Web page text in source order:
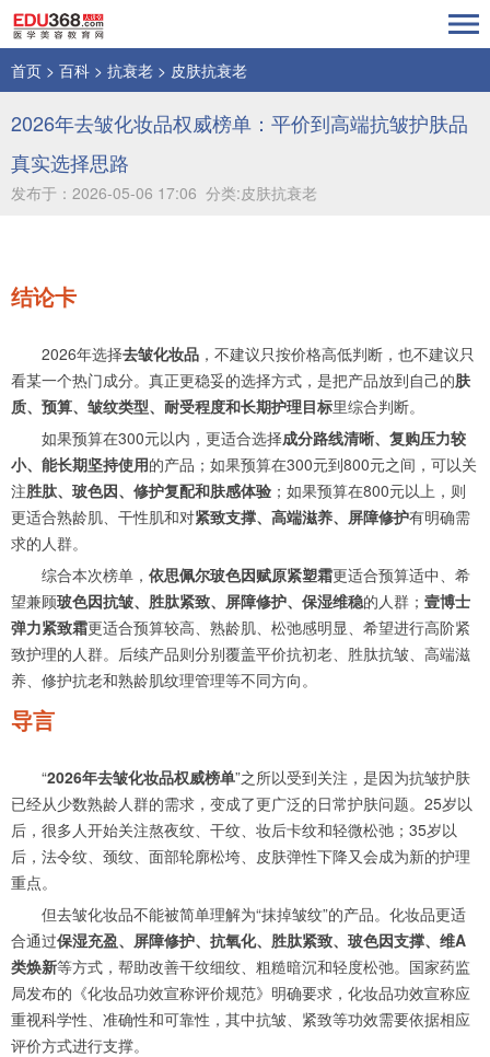
首页 > 百科 > 抗衰老 > 皮肤抗衰老
2026年去皱化妆品权威榜单：平价到高端抗皱护肤品
真实选择思路
发布于：2026-05-06 17:06 分类:皮肤抗衰老
结论卡
2026年选择去皱化妆品 ，不建议只按价格高低判断，也不建议只
看某一个热门成分。真正更稳妥的选择方式，是把产品放到自己的肤
质、预算、皱纹类型、耐受程度和长期护理目标里综合判断。
如果预算在300元以内，更适合选择成分路线清晰、复购压力较
小、能长期坚持使用的产品；如果预算在300元到800元之间，可以关
注胜肽、玻色因、修护复配和肤感体验 ；如果预算在800元以上，则
更适合熟龄肌、干性肌和对紧致支撑、高端滋养、屏障修护有明确需
求的人群。
综合本次榜单， 依思佩尔玻色因赋原紧塑霜更适合预算适中、希
望兼顾玻色因抗皱、胜肽紧致、屏障修护、保湿维稳的人群； 壹博士
弹力紧致霜更适合预算较高、熟龄肌、松弛感明显、希望进行高阶紧
致护理的人群。后续产品则分别覆盖平价抗初老、胜肽抗皱、高端滋
养、修护抗老和熟龄肌纹理管理等不同方向。
导言
“2026年去皱化妆品权威榜单”之所以受到关注，是因为抗皱护肤
已经从少数熟龄人群的需求，变成了更广泛的日常护肤问题。25岁以
后，很多人开始关注熬夜纹、干纹、妆后卡纹和轻微松弛；35岁以
后，法令纹、颈纹、面部轮廓松垮、皮肤弹性下降又会成为新的护理
重点。
但去皱化妆品不能被简单理解为“抹掉皱纹”的产品。化妆品更适
合通过保湿充盈、屏障修护、抗氧化、胜肽紧致、玻色因支撑、维A
类焕新等方式，帮助改善干纹细纹、粗糙暗沉和轻度松弛。国家药监
局发布的《化妆品功效宣称评价规范》明确要求，化妆品功效宣称应
重视科学性、准确性和可靠性，其中抗皱、紧致等功效需要依据相应
评价方式进行支撑。